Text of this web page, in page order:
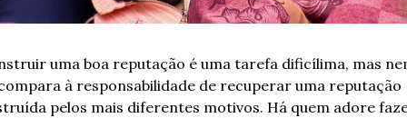
uma boa reputação é uma tarefa dificílima, mas
à responsabilidade de recuperar uma reputação
pelos mais diferentes motivos. Há quem adore